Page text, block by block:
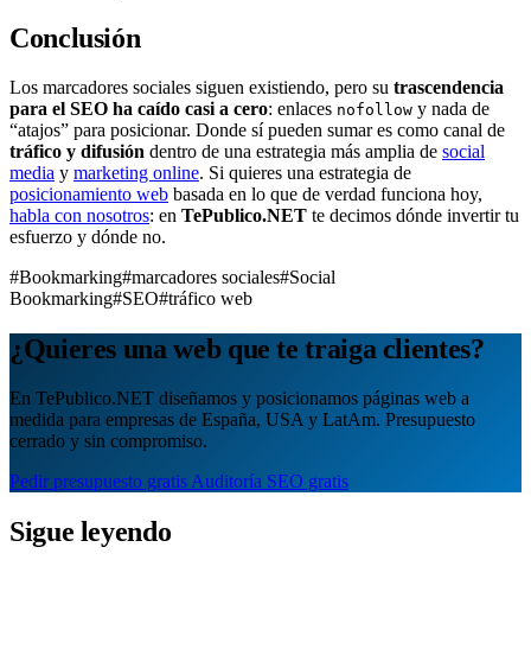
Conclusión
Los marcadores sociales siguen existiendo, pero su trascendencia
para el SEO ha caído casi a cero: enlaces nofollow y nada de
“atajos” para posicionar. Donde sí pueden sumar es como canal de
tráfico y difusión dentro de una estrategia más amplia de social
media y marketing online. Si quieres una estrategia de
posicionamiento web basada en lo que de verdad funciona hoy,
habla con nosotros: en TePublico.NET te decimos dónde invertir tu
esfuerzo y dónde no.
#Bookmarking#marcadores sociales#Social
Bookmarking#SEO#tráfico web
¿Quieres una web que te traiga clientes?
En TePublico.NET diseñamos y posicionamos páginas web a
medida para empresas de España, USA y LatAm. Presupuesto
cerrado y sin compromiso.
Pedir presupuesto gratis Auditoría SEO gratis
Sigue leyendo